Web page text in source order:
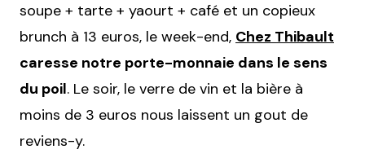
soupe + tarte + yaourt + café et un copieux
brunch à 13 euros, le week-end, Chez Thibault
caresse notre porte-monnaie dans le sens
du poil. Le soir, le verre de vin et la bière à
moins de 3 euros nous laissent un gout de
reviens-y.